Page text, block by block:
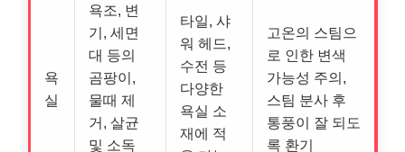
욕
실
욕조, 변
기, 세면
대 등의
곰팡이,
물때 제
거, 살균
및 소독
타일, 샤
워 헤드,
수전 등
다양한
욕실 소
재에 적
고온의 스팀으
로 인한 변색
가능성 주의,
스팀 분사 후
통풍이 잘 되도
록 환기